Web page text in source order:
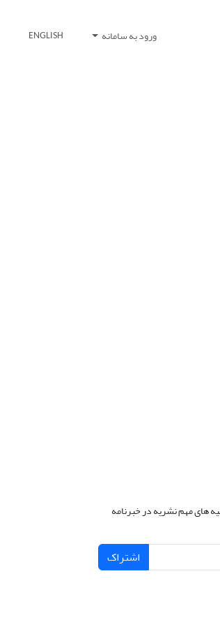
ورود به سامانه ENGLISH
های مهم نشریه در خبرنامه
اشتراک